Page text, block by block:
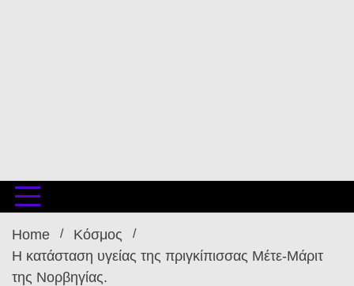
Home
Κόσμος
Η κατάσταση υγείας της πριγκίπισσας Μέτε-Μάριτ
της Νορβηγίας.